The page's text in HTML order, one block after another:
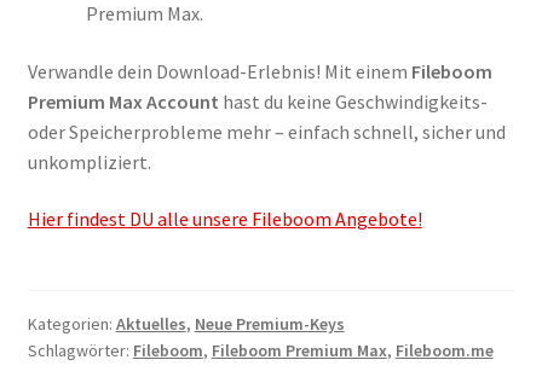
Premium Max.
Verwandle dein Download-Erlebnis! Mit einem Fileboom
Premium Max Account hast du keine Geschwindigkeits-
oder Speicherprobleme mehr – einfach schnell, sicher und
unkompliziert.
Hier findest DU alle unsere Fileboom Angebote!
Kategorien: Aktuelles, Neue Premium-Keys
Schlagwörter: Fileboom, Fileboom Premium Max, Fileboom.me